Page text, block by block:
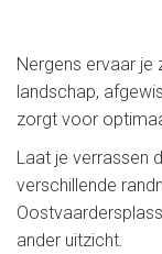
Nergens ervaar je
landschap,
zorgt voor
Laat je verrassen
verschillende
ander uitzicht.